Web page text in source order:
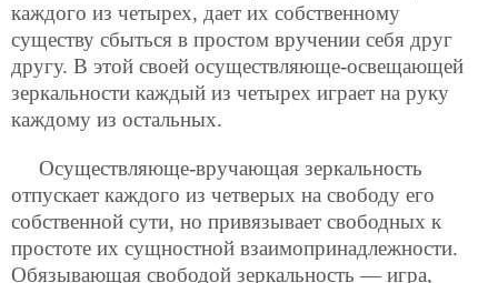
каждого из четырех, дает их собственному
существу сбыться в простом вручении себя друг
другу. В этой своей осуществляюще-освещающей
зеркальности каждый из четырех играет на руку
каждому из остальных.
Осуществляюще-вручающая зеркальность
отпускает каждого из четверых на свободу его
собственной сути, но привязывает свободных к
простоте их сущностной взаимопринадлежности.
Обязывающая свободой зеркальность — игра,